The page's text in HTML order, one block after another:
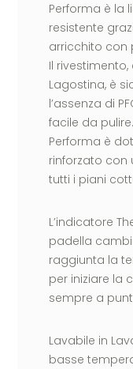
Performa è la
resistente
arricchito con
Il
Lagostina, è
l’assenza di
facile da pulire.
Performa è
rinforzato con
tutti i piani
L’indicatore
padella
raggiunta la
per iniziare la
sempre a
Lavabile in
basse